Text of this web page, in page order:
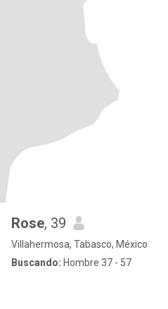
Rose, 39
Villahermosa, Tabasco, México
Buscando: Hombre 37 - 57